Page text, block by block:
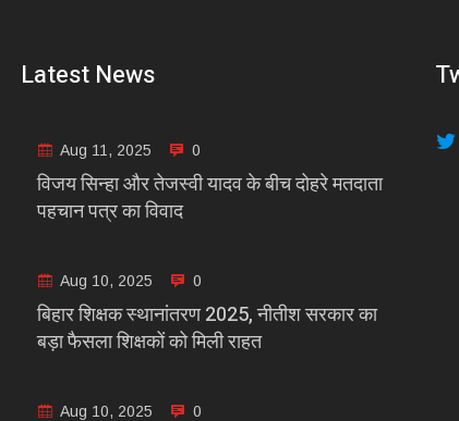
Latest News
Aug 11, 2025 0
विजय सिन्हा और तेजस्वी यादव के बीच दोहरे मतदाता
पहचान पत्र का विवाद
Aug 10, 2025 0
बिहार शिक्षक स्थानांतरण 2025, नीतीश सरकार का
बड़ा फैसला शिक्षकों को मिली राहत
Aug 10, 2025 0